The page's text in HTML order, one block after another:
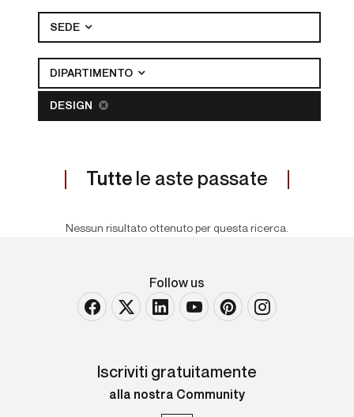
SEDE
DIPARTIMENTO
DESIGN
Tutte le aste passate
Nessun risultato ottenuto per questa ricerca.
Follow us
Iscriviti gratuitamente
alla nostra Community